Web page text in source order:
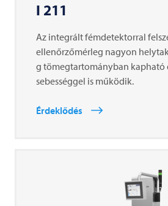
I 211
Az integrált fémdetektorral
ellenőrzőmérleg nagyon
g tömegtartományban kapható
sebességgel is működik.
Érdeklődés